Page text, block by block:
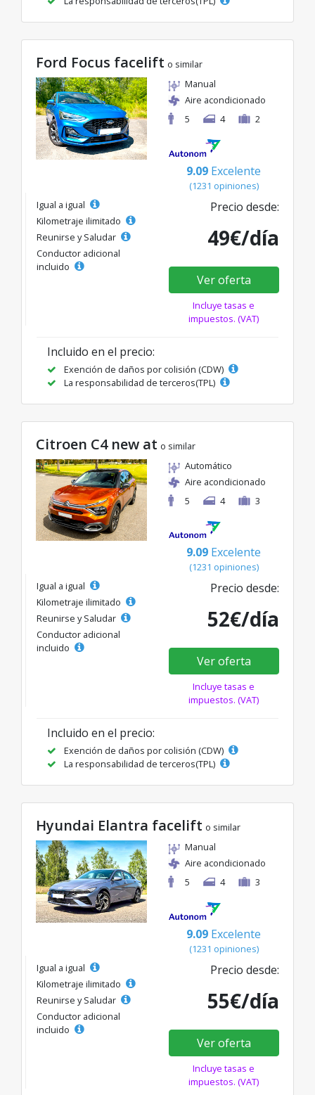
Ford Focus facelift o similar
Manual
Aire acondicionado
5
4 2
9.09 Excelente
(1231 opiniones)
Igual a igual
Kilometraje ilimitado
Reunirse y Saludar
Conductor adicional
incluido
Precio desde:
49€/día
Ver oferta
Incluye tasas e
impuestos. (VAT)
Incluido en el precio:
Exención de daños por colisión (CDW)
La responsabilidad de terceros(TPL)
Citroen C4 new at o similar
Automático
Aire acondicionado
5
4 3
9.09 Excelente
(1231 opiniones)
Igual a igual
Kilometraje ilimitado
Reunirse y Saludar
Conductor adicional
incluido
Precio desde:
52€/día
Ver oferta
Incluye tasas e
impuestos. (VAT)
Incluido en el precio:
Exención de daños por colisión (CDW)
La responsabilidad de terceros(TPL)
Hyundai Elantra facelift o similar
Manual
Aire acondicionado
5
4 3
9.09 Excelente
(1231 opiniones)
Igual a igual
Kilometraje ilimitado
Reunirse y Saludar
Conductor adicional
incluido
Precio desde:
55€/día
Ver oferta
Incluye tasas e
impuestos. (VAT)